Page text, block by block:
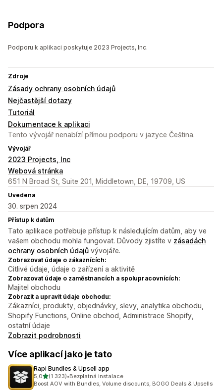
Podpora
Podporu k aplikaci poskytuje 2023 Projects, Inc.
Zdroje
Zásady ochrany osobních údajů
Nejčastější dotazy
Tutoriál
Dokumentace k aplikaci
Tento vývojář nenabízí přímou podporu v jazyce Čeština.
Vývojář
2023 Projects, Inc
Webová stránka
651 N Broad St, Suite 201, Middletown, DE, 19709, US
Uvedena
30. srpen 2024
Přístup k datům
Tato aplikace potřebuje přístup k následujícím datům, aby ve
vašem obchodu mohla fungovat. Důvody zjistíte v zásadách
ochrany osobních údajů vývojáře.
Zobrazovat údaje o zákaznících:
Citlivé údaje, údaje o zařízení a aktivitě
Zobrazovat údaje o zaměstnancích a spolupracovnících:
Majitel obchodu
Zobrazit a upravit údaje obchodu:
Zákazníci, produkty, objednávky, slevy, analytika obchodu,
Shopify Functions, Online obchod, Administrace Shopify,
ostatní údaje
Zobrazit podrobnosti
Více aplikací jako je tato
Rapi Bundles & Upsell app
5,0z 5 hvězd
(1 323)
Celkový počet recenzí: 1323
•Bezplatná instalace
Boost AOV with Bundles, Volume discounts, BOGO Deals & Upsells